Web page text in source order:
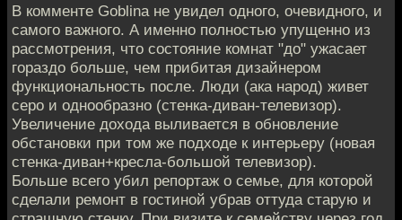
В комменте Goblina не увидел одного, очевидного, и
самого важного. А именно полностью упущенно из
рассмотрения, что состояние комнат "до" ужасает
гораздо больше, чем прибитая дизайнером
функциональность после. Люди (ака народ) живет
серо и однообразно (стенка-диван-телевизор).
Увеличение дохода выливается в обновление
обстановки при том же подходе к интерьеру (новая
стенка-диван+кресла-большой телевизор).
Больше всего убил репортаж о семье, для которой
сделали ремонт в гостиной убрав оттуда старую и